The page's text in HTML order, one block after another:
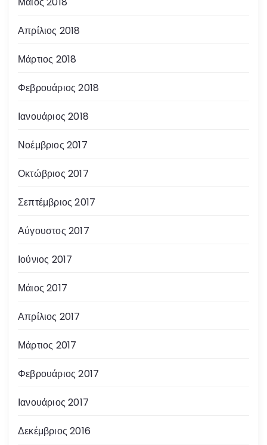
Απρίλιος 2018
Μάρτιος 2018
Φεβρουάριος 2018
Ιανουάριος 2018
Νοέμβριος 2017
Οκτώβριος 2017
Σεπτέμβριος 2017
Αύγουστος 2017
Ιούνιος 2017
Μάιος 2017
Απρίλιος 2017
Μάρτιος 2017
Φεβρουάριος 2017
Ιανουάριος 2017
Δεκέμβριος 2016